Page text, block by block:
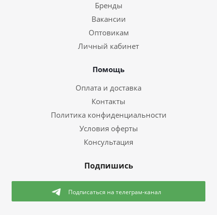
Бренды
Вакансии
Оптовикам
Личный кабинет
Помощь
Оплата и доставка
Контакты
Политика конфиденциальности
Условия оферты
Консультация
Подпишись
Подписаться на телеграм-канал